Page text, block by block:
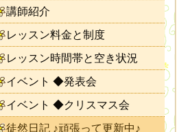
講師紹介
レッスン料金と制度
レッスン時間帯と空き状況
イベント ◆発表会
イベント ◆クリスマス会
徒然日記 ♪頑張って更新中♪